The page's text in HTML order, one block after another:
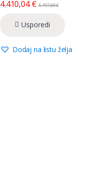
4.410,04€ 5.197,69€
Usporedi
Dodaj na listu želja